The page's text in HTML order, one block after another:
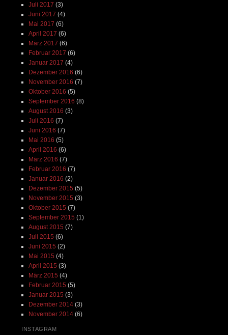
Juli 2017 (3)
Juni 2017 (4)
Mai 2017 (6)
April 2017 (6)
März 2017 (6)
Februar 2017 (6)
Januar 2017 (4)
Dezember 2016 (6)
November 2016 (7)
Oktober 2016 (5)
September 2016 (8)
August 2016 (3)
Juli 2016 (7)
Juni 2016 (7)
Mai 2016 (5)
April 2016 (6)
März 2016 (7)
Februar 2016 (7)
Januar 2016 (2)
Dezember 2015 (5)
November 2015 (3)
Oktober 2015 (7)
September 2015 (1)
August 2015 (7)
Juli 2015 (6)
Juni 2015 (2)
Mai 2015 (4)
April 2015 (3)
März 2015 (4)
Februar 2015 (5)
Januar 2015 (3)
Dezember 2014(3)
November 2014(6)
INSTAGRAM